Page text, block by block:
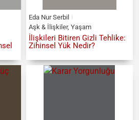
Eda Nur Serbil
Aşk & İlişkiler, Yaşam
İlişkileri Bitiren Gizli Tehlike:
Zihinsel Yük Nedir?